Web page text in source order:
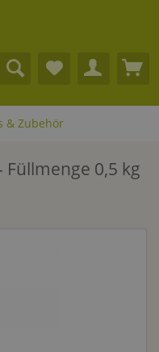
& Zubehör
Füllmenge 0,5 kg